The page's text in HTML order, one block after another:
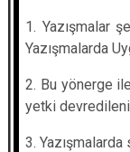
1. Yazışmalar
Yazışmalarda
2. Bu yönerge
yetki
3.